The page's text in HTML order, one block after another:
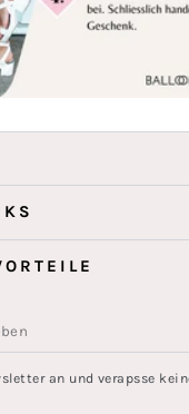
an und verapsse